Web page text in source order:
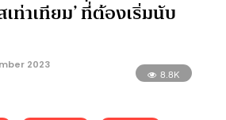
ท่าเทียม’ ที่ต้องเริ่มนับ
2023
8.8K